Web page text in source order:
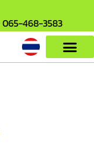
065-468-3583